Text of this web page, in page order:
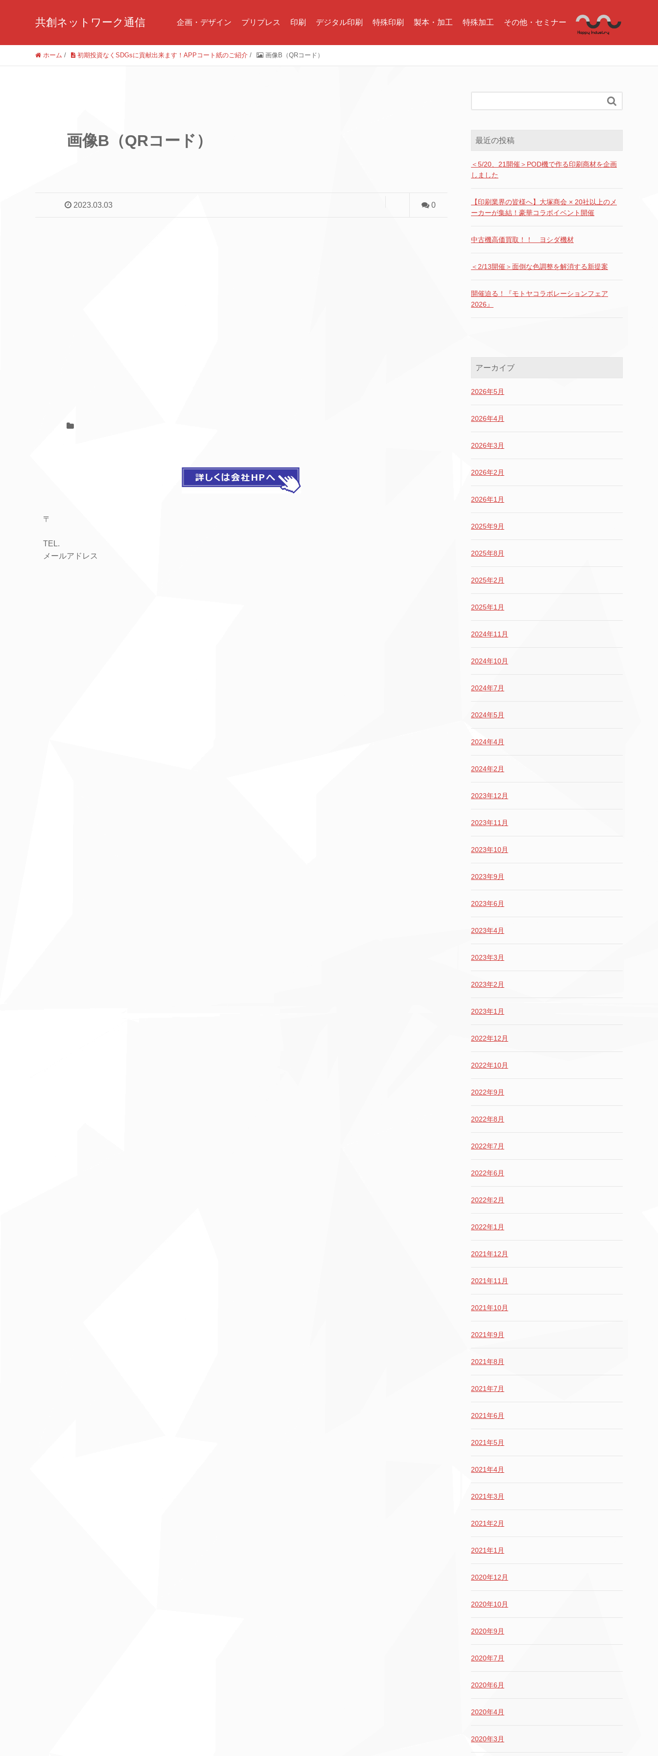
共創ネットワーク通信 企画・デザイン プリプレス 印刷 デジタル印刷 特殊印刷 製本・加工 特殊加工 その他・セミナー
ホーム / 初期投資なくSDGsに貢献出来ます！APPコート紙のご紹介 / 画像B（QRコード）
画像B（QRコード）
2023.03.03 0
〒
TEL.
メールアドレス

最近の投稿
＜5/20、21開催＞POD機で作る印刷商材を企画
しました
【印刷業界の皆様へ】大塚商会 × 20社以上のメ
ーカーが集結！豪華コラボイベント開催
中古機高価買取！！ ヨシダ機材
＜2/13開催＞面倒な色調整を解消する新提案
開催迫る！『モトヤコラボレーションフェア
2026』
アーカイブ
2026年5月
2026年4月
2026年3月
2026年2月
2026年1月
2025年9月
2025年8月
2025年2月
2025年1月
2024年11月
2024年10月
2024年7月
2024年5月
2024年4月
2024年2月
2023年12月
2023年11月
2023年10月
2023年9月
2023年6月
2023年4月
2023年3月
2023年2月
2023年1月
2022年12月
2022年10月
2022年9月
2022年8月
2022年7月
2022年6月
2022年2月
2022年1月
2021年12月
2021年11月
2021年10月
2021年9月
2021年8月
2021年7月
2021年6月
2021年5月
2021年4月
2021年3月
2021年2月
2021年1月
2020年12月
2020年10月
2020年9月
2020年7月
2020年6月
2020年4月
2020年3月